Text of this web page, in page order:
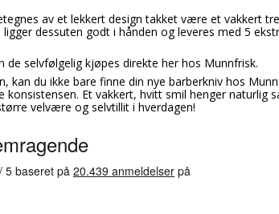
av et lekkert design takket være et vakkert
dessuten godt i hånden og leveres med 5
selvfølgelig kjøpes direkte her hos Munnfrisk.
kan du ikke bare finne din nye barberkniv hos
Et vakkert, hvitt smil henger naturlig
velvære og selvtillit i hverdagen!